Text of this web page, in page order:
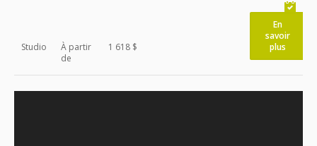
Studio
À partir
de
1 618 $
En
savoir
plus